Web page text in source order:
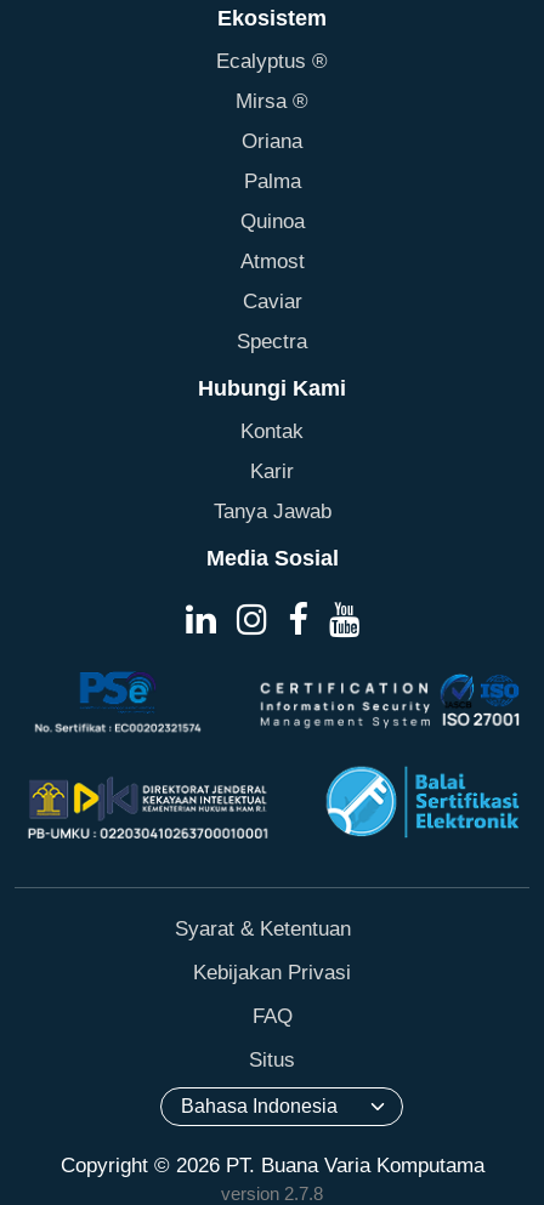
Ekosistem
Ecalyptus ®
Mirsa ®
Oriana
Palma
Quinoa
Atmost
Caviar
Spectra
Hubungi Kami
Kontak
Karir
Tanya Jawab
Media Sosial
Syarat & Ketentuan
Kebijakan Privasi
FAQ
Situs
Copyright © 2026 PT. Buana Varia Komputama
version 2.7.8